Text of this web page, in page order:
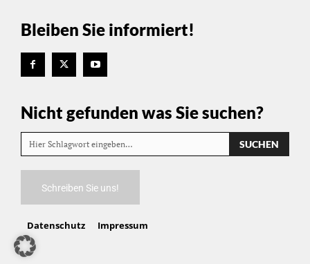
Bleiben Sie informiert!
Nicht gefunden was Sie suchen?
Hier Schlagwort eingeben… SUCHEN
Schreiben Sie uns!
Datenschutz Impressum